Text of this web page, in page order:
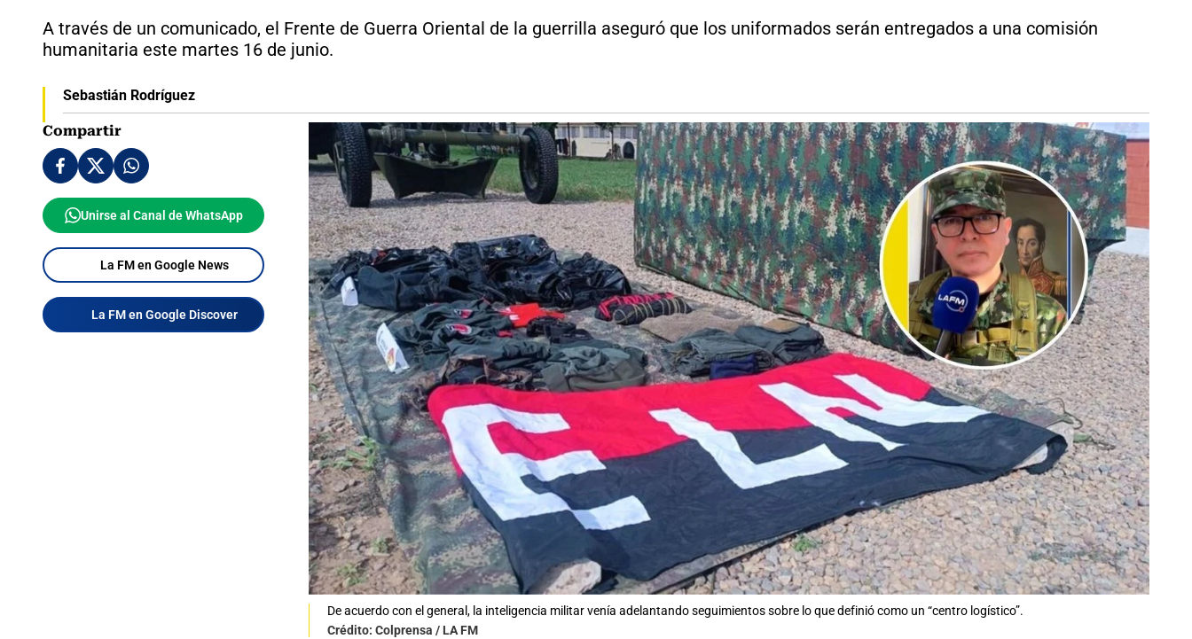
A través de un comunicado, el Frente de Guerra Oriental de la guerrilla aseguró que los uniformados serán entregados a una comisión
humanitaria este martes 16 de junio.
Sebastián Rodríguez
Compartir
Unirse al Canal de WhatsApp
La FM en Google News
La FM en Google Discover
De acuerdo con el general, la inteligencia militar venía adelantando seguimientos sobre lo que definió como un “centro logístico”.
Crédito: Colprensa / LA FM